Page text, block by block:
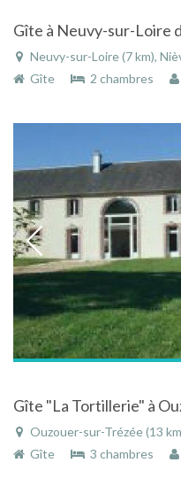
Neuvy-sur-Loire (7 km), Nièvre,
Gîte
2 chambres
Ouzouer-sur-Trézée (13
Gîte
3 chambres